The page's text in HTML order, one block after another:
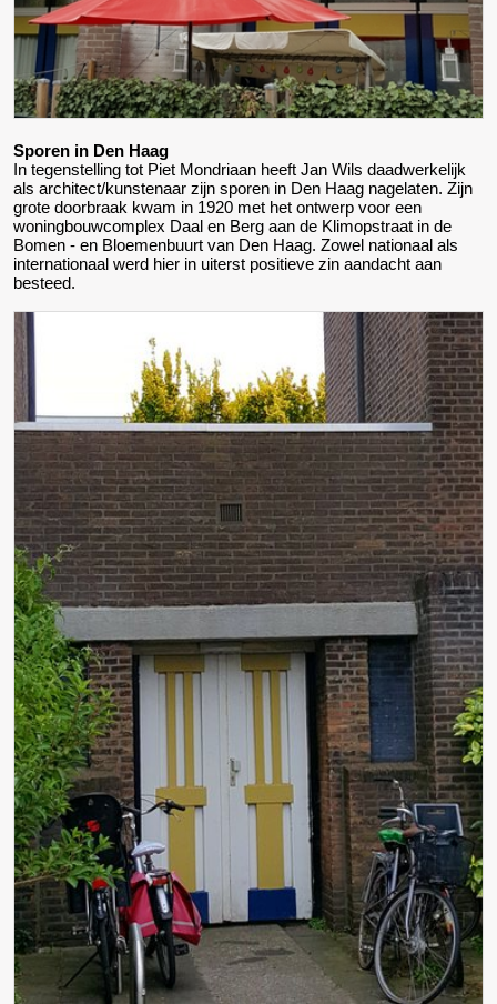
Sporen in Den Haag
In tegenstelling tot Piet Mondriaan heeft Jan Wils daadwerkelijk
als architect/kunstenaar zijn sporen in Den Haag nagelaten. Zijn
grote doorbraak kwam in 1920 met het ontwerp voor een
woningbouwcomplex Daal en Berg aan de Klimopstraat in de
Bomen - en Bloemenbuurt van Den Haag. Zowel nationaal als
internationaal werd hier in uiterst positieve zin aandacht aan
besteed.